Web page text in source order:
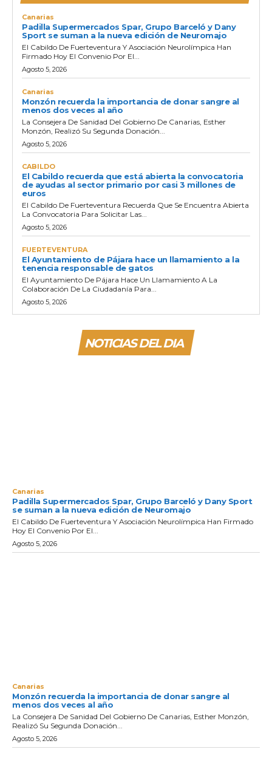
Canarias
Padilla Supermercados Spar, Grupo Barceló y Dany
Sport se suman a la nueva edición de Neuromajo
El Cabildo De Fuerteventura Y Asociación Neurolímpica Han
Firmado Hoy El Convenio Por El...
Agosto 5, 2026
Canarias
Monzón recuerda la importancia de donar sangre al
menos dos veces al año
La Consejera De Sanidad Del Gobierno De Canarias, Esther
Monzón, Realizó Su Segunda Donación...
Agosto 5, 2026
CABILDO
El Cabildo recuerda que está abierta la convocatoria
de ayudas al sector primario por casi 3 millones de
euros
El Cabildo De Fuerteventura Recuerda Que Se Encuentra Abierta
La Convocatoria Para Solicitar Las...
Agosto 5, 2026
FUERTEVENTURA
El Ayuntamiento de Pájara hace un llamamiento a la
tenencia responsable de gatos
El Ayuntamiento De Pájara Hace Un Llamamiento A La
Colaboración De La Ciudadanía Para...
Agosto 5, 2026
NOTICIAS DEL DIA
Canarias
Padilla Supermercados Spar, Grupo Barceló y Dany Sport
se suman a la nueva edición de Neuromajo
El Cabildo De Fuerteventura Y Asociación Neurolímpica Han Firmado
Hoy El Convenio Por El...
Agosto 5, 2026
Canarias
Monzón recuerda la importancia de donar sangre al
menos dos veces al año
La Consejera De Sanidad Del Gobierno De Canarias, Esther Monzón,
Realizó Su Segunda Donación...
Agosto 5, 2026